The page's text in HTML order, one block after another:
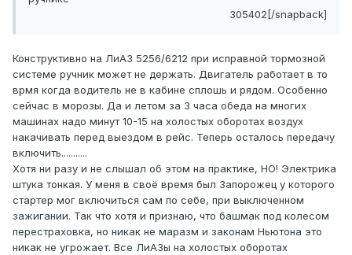
305402[/snapback]
Конструктивно на ЛиАЗ 5256/6212 при исправной тормозной
системе ручник может не держать. Двигатель работает в то
врмя когда водитель не в кабине сплошь и рядом. Особенно
сейчас в морозы. Да и летом за 3 часа обеда на многих
машинах надо минут 10-15 на холостых оборотах воздух
накачивать перед выездом в рейс. Теперь осталось передачу
включить...........
Хотя ни разу и не слышал об этом на практике, НО! Электрика
штука тонкая. У меня в своё время был Запорожец у которого
стартер мог включиться сам по себе, при выключенном
зажигании. Так что хотя и признаю, что башмак под колесом
перестраховка, но никак не маразм и законам Ньютона это
никак не угрожает. Все ЛиАЗы на холостых оборотах